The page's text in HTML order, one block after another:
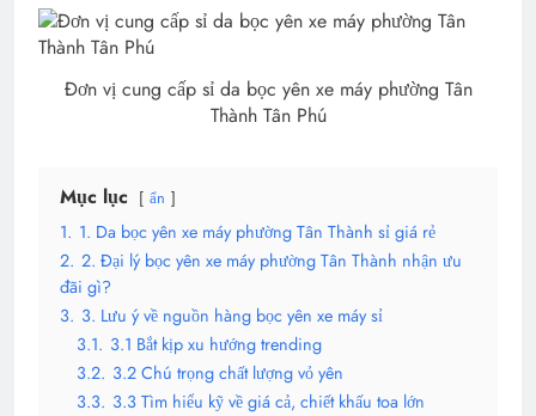
Đơn vị cung cấp sỉ da bọc yên xe máy phường Tân
Thành Tân Phú
Mục lục ẩn
1. 1. Da bọc yên xe máy phường Tân Thành sỉ giá rẻ
2. 2. Đại lý bọc yên xe máy phường Tân Thành nhận ưu
đãi gì?
3. 3. Lưu ý về nguồn hàng bọc yên xe máy sỉ
3.1. 3.1 Bắt kịp xu hướng trending
3.2. 3.2 Chú trọng chất lượng vỏ yên
3.3. 3.3 Tìm hiểu kỹ về giá cả, chiết khấu toa lớn